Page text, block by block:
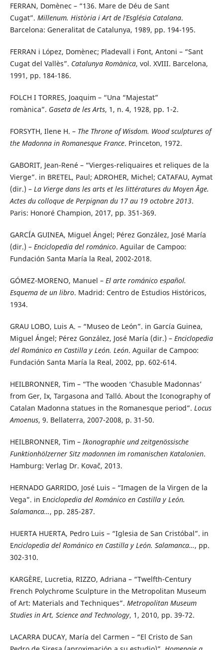
FERRAN, Domènec – “136. Mare de Déu de Sant
Cugat”. Millenum. Història i Art de l’Església Catalana.
Barcelona: Generalitat de Catalunya, 1989, pp. 194-195.
FERRAN i López, Domènec; Pladevall i Font, Antoni – “Sant
Cugat del Vallès”. Catalunya Romànica, vol. XVIII. Barcelona,
1991, pp. 184-186.
FOLCH I TORRES, Joaquim – “Una “Majestat”
romànica”. Gaseta de les Arts, 1, n. 4, 1928, pp. 1-2.
FORSYTH, Ilene H. – The Throne of Wisdom. Wood sculptures of
the Madonna in Romanesque France. Princeton, 1972.
GABORIT, Jean-René – “Vierges-reliquaires et reliques de la
Vierge”. in BRETEL, Paul; ADROHER, Michel; CATAFAU, Aymat
(dir.) – La Vierge dans les arts et les littératures du Moyen Âge.
Actes du colloque de Perpignan du 17 au 19 octobre 2013.
Paris: Honoré Champion, 2017, pp. 351-369.
GARCÍA GUINEA, Miguel Ángel; Pérez González, José María
(dir.) – Enciclopedia del románico. Aguilar de Campoo:
Fundación Santa María la Real, 2002-2018.
GÓMEZ-MORENO, Manuel – El arte románico español.
Esquema de un libro. Madrid: Centro de Estudios Históricos,
1934.
GRAU LOBO, Luis A. – “Museo de León”. in García Guinea,
Miguel Ángel; Pérez González, José María (dir.) – Enciclopedia
del Románico en Castilla y León. León. Aguilar de Campoo:
Fundación Santa María la Real, 2002, pp. 602-614.
HEILBRONNER, Tim – “The wooden ‘Chasuble Madonnas’
from Ger, Ix, Targasona and Talló. About the Iconography of
Catalan Madonna statues in the Romanesque period”. Locus
Amoenus, 9. Bellaterra, 2007-2008, p. 31-50.
HEILBRONNER, Tim –Ikonographie und zeitgenössische
Funktionhölzerner Sitz madonnen im romanischen Katalonien.
Hamburg: Verlag Dr. Kovač, 2013.
HERNADO GARRIDO, José Luis – “Imagen de la Virgen de la
Vega”. in Enciclopedia del Románico en Castilla y León.
Salamanca…, pp. 285-287.
HUERTA HUERTA, Pedro Luis – “Iglesia de San Cristóbal”. in
Enciclopedia del Románico en Castilla y León. Salamanca…, pp.
302-310.
KARGÈRE, Lucretia, RIZZO, Adriana – “Twelfth-Century
French Polychrome Sculpture in the Metropolitan Museum
of Art: Materials and Techniques”. Metropolitan Museum
Studies in Art, Science and Technology, 1, 2010, pp. 39-72.
LACARRA DUCAY, María del Carmen – “El Cristo de San